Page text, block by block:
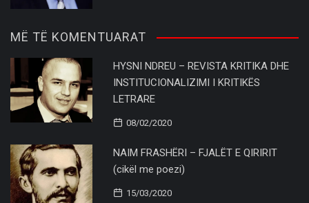
MË TË KOMENTUARAT
HYSNI NDREU – REVISTA KRITIKA DHE
INSTITUCIONALIZIMI I KRITIKËS
LETRARE
08/02/2020
NAIM FRASHËRI – FJALËT E QIRIRIT
(cikël me poezi)
15/03/2020